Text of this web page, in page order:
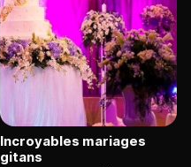
Incroyables mariages
gitans